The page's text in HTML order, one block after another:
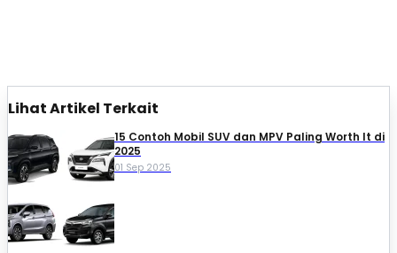
Lihat Artikel Terkait
15 Contoh Mobil SUV dan MPV Paling Worth It di
2025
01 Sep 2025